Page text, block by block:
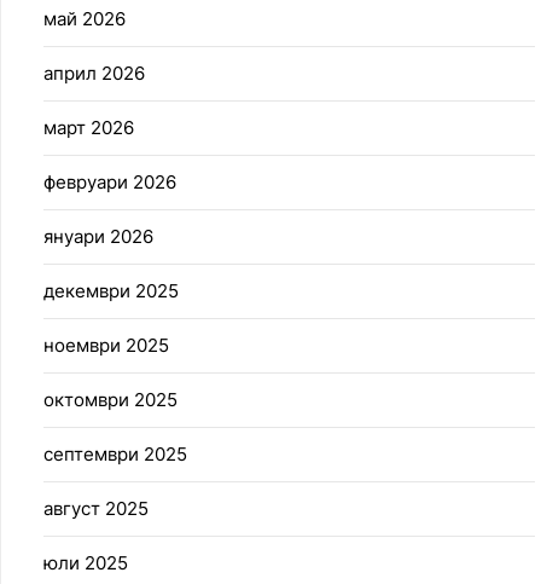
май 2026
април 2026
март 2026
февруари 2026
януари 2026
декември 2025
ноември 2025
октомври 2025
септември 2025
август 2025
юли 2025